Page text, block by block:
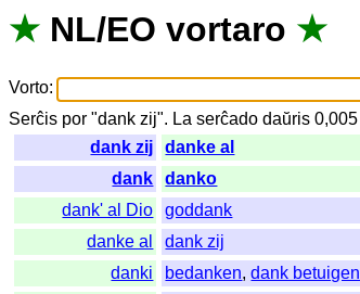
★ NL/EO vortaro ★
Vorto:
Serĉis por "dank zij". La serĉado daŭris
dank zij
danke al
dank
danko
dank' al Dio
goddank
danke al
dank zij
danki
bedanken,dank betuigen